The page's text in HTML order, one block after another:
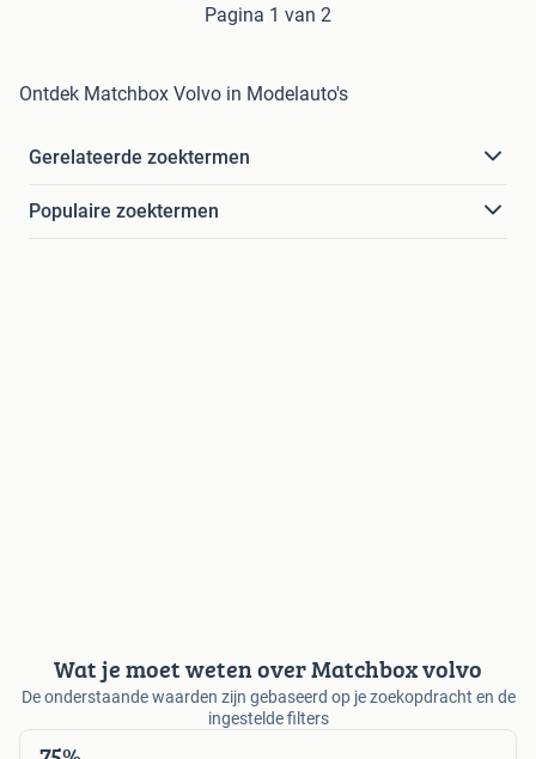
Pagina 1 van 2
Ontdek Matchbox Volvo in Modelauto's
Gerelateerde zoektermen
Populaire zoektermen
Wat je moet weten over Matchbox volvo
De onderstaande waarden zijn gebaseerd op je zoekopdracht en de
ingestelde filters